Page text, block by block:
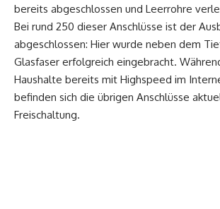
bereits abgeschlossen und Leerrohre
Bei rund 250 dieser Anschlüsse ist der
abgeschlossen: Hier wurde neben dem
Glasfaser erfolgreich eingebracht.
Haushalte bereits mit Highspeed im
befinden sich die übrigen Anschlüsse
Freischaltung.